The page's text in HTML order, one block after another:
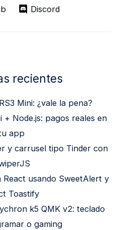
Discord
recientes
Mini: ¿vale la pena?
Node.js: pagos reales en
app
y carrusel tipo Tinder con
usando SweetAlert y
Toastify
k5 QMK v2: teclado
o gaming